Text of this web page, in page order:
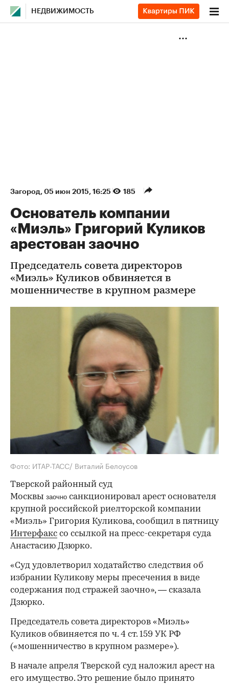
НЕДВИЖИМОСТЬ
Загород⁠, 05 июн 2015, 16:25 185
Основатель компании
«Миэль» Григорий Куликов
арестован заочно
Председатель совета директоров
«Миэль» Куликов обвиняется в
мошенничестве в крупном размере
Фото: ИТАР-ТАСС/ Виталий Белоусов
Тверской районный суд
Москвы заочно санкционировал арест основателя
крупной российской риелторской компании
«Миэль» Григория Куликова, сообщил в пятницу
Интерфакс со ссылкой на пресс-секретаря суда
Анастасию Дзюрко.
«Суд удовлетворил ходатайство следствия об
избрании Куликову меры пресечения в виде
содержания под стражей заочно», — сказала
Дзюрко.
Председатель совета директоров «Миэль»
Куликов обвиняется по ч. 4 ст. 159 УК РФ
(«мошенничество в крупном размере»).
В начале апреля Тверской суд наложил арест на
его имущество. Это решение было принято